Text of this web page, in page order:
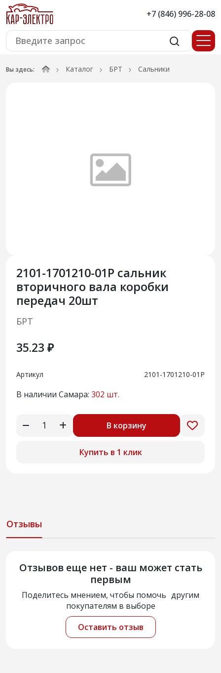
+7 (846) 996-28-08
Вы здесь: Каталог БРТ Сальники
2101-1701210-01Р сальник
вторичного вала коробки
передач 20шт
БРТ
35.23 ₽
Артикул 2101-1701210-01Р
В наличии Самара: 302 шт.
В корзину
Купить в 1 клик
Отзывы
Отзывов еще нет - ваш может стать
первым
Поделитесь мнением, чтобы помочь другим
покупателям в выборе
Оставить отзыв